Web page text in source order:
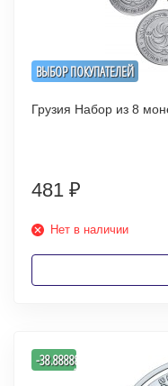
ВЫБОР ПОКУПАТЕЛЕЙ
Грузия Набор из 8
481 ₽
Нет в наличии
-
-38.888888888889
%